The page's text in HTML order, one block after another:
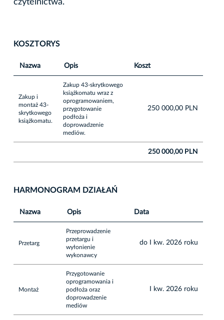
czytelnictwa.
KOSZTORYS
Nazwa Opis Koszt
Zakup i
montaż 43-
skrytkowego
książkomatu.
Zakup 43-skrytkowego
książkomatu wraz z
oprogramowaniem,
przygotowanie
podłoża i
doprowadzenie
mediów.
250 000,00 PLN
250 000,00 PLN
HARMONOGRAM DZIAŁAŃ
Nazwa Opis Data
Przetarg
Przeprowadzenie
przetargu i
wyłonienie
wykonawcy
do I kw. 2026 roku
Montaż
Przygotowanie
oprogramowania i
podłoża oraz
doprowadzenie
mediów
I kw. 2026 roku